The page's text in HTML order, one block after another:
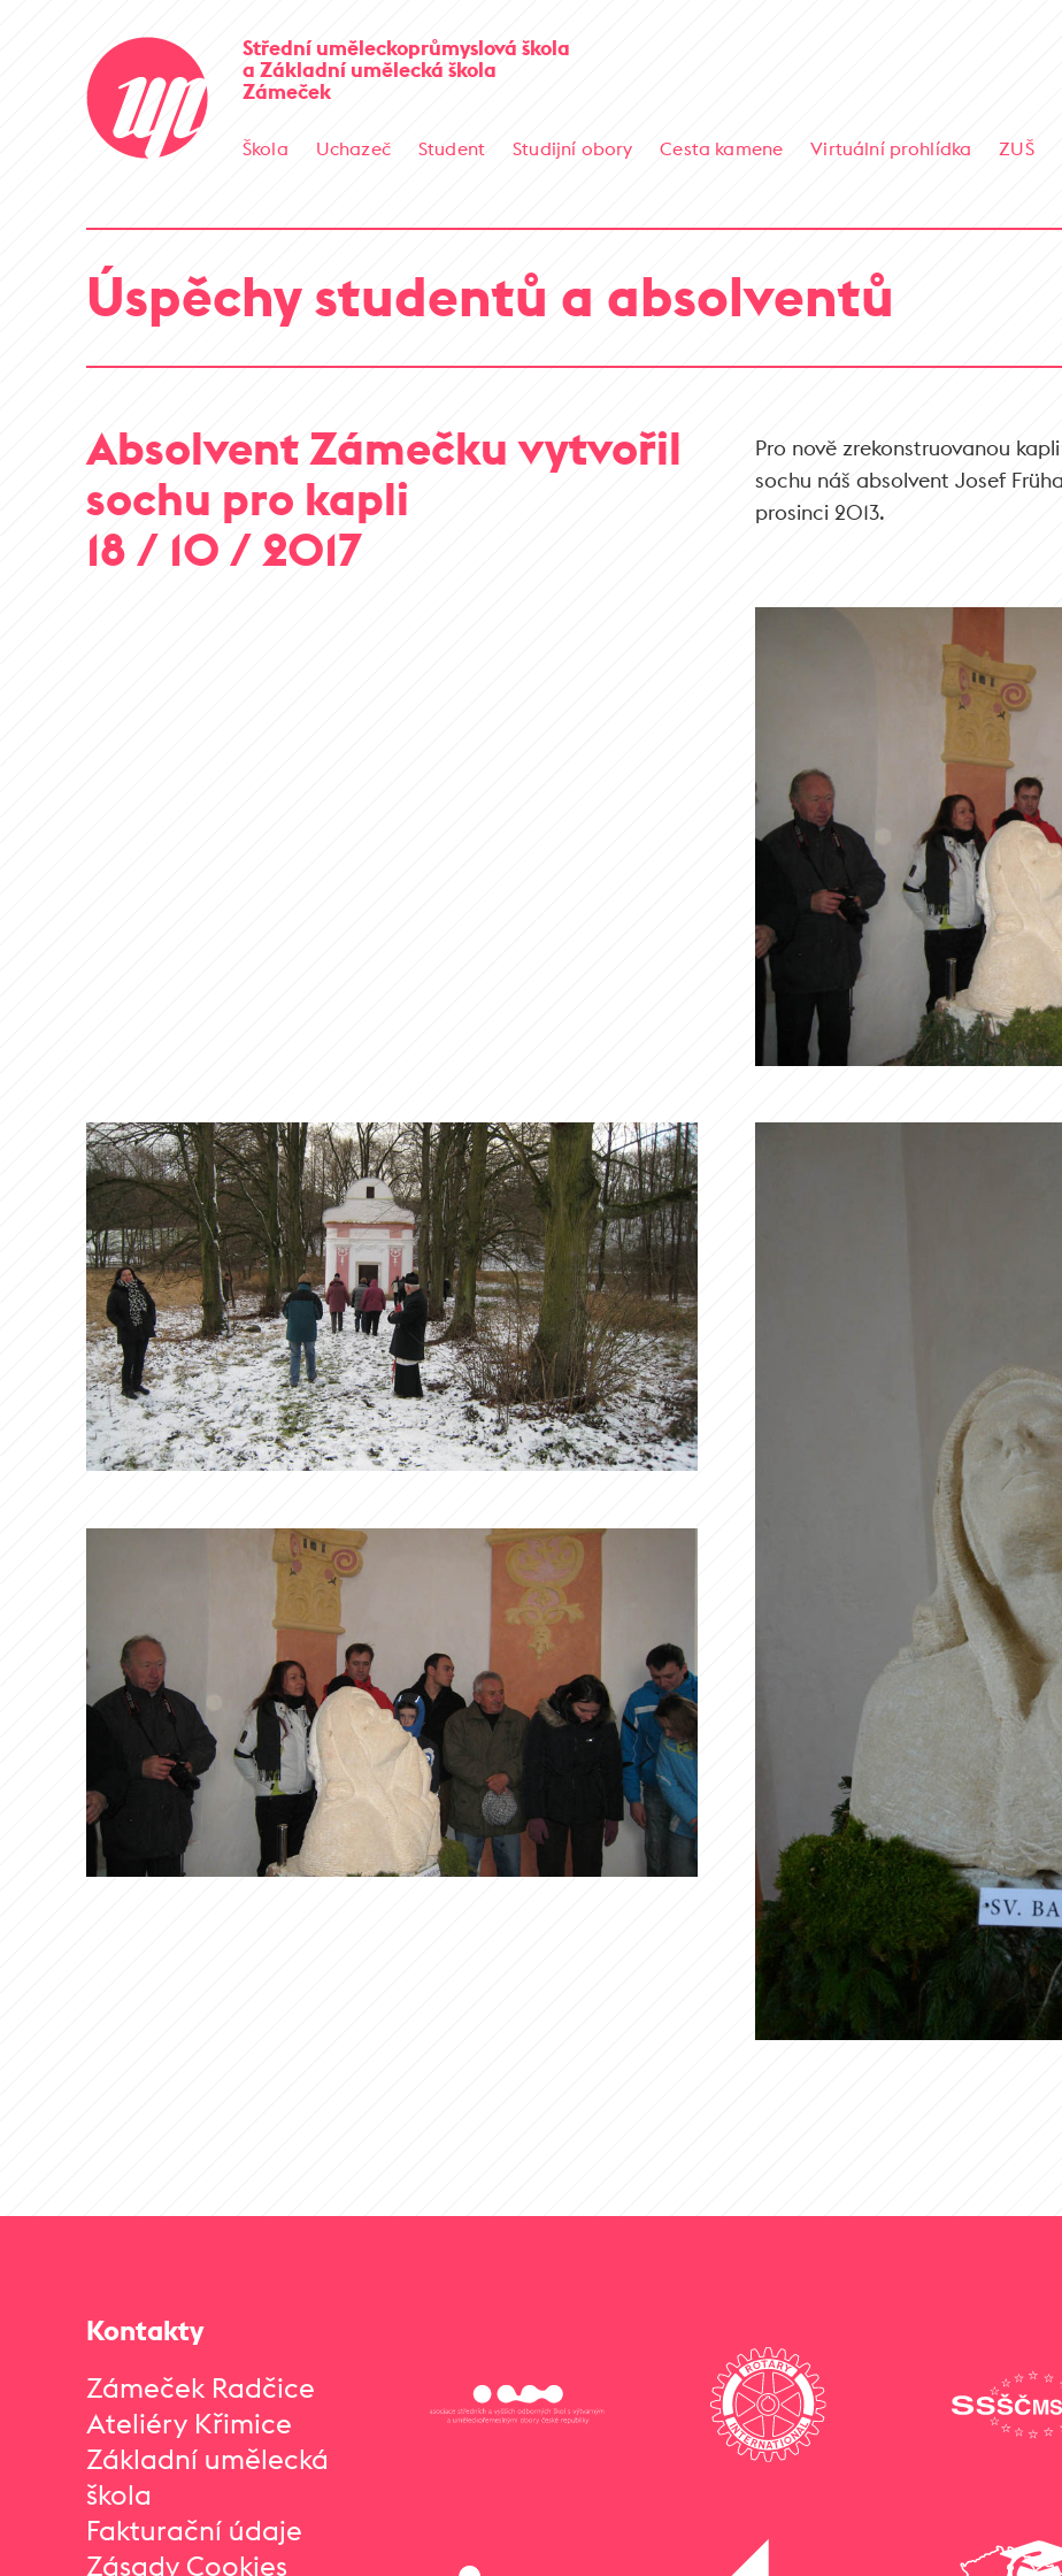
Střední uměleckoprůmyslová škola
a Základní umělecká škola
Zámeček
Škola Uchazeč Student Studijní obory Cesta kamene Virtuální prohlídka ZUŠ
Úspěchy studentů a absolventů
Absolvent Zámečku vytvořil
sochu pro kapli
18 / 10 / 2017
Pro nově zrekonstruovanou
sochu náš absolvent Josef
prosinci 2013.
Kontakty
Zámeček Radčice
Ateliéry Křimice
Základní umělecká
škola
Fakturační údaje
Zásady Cookies